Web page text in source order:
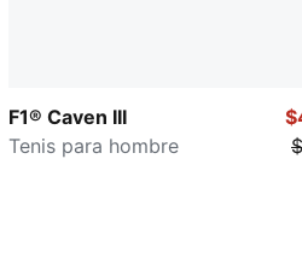
F1® Caven III
Tenis para hombre